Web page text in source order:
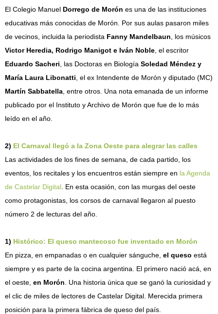
El Colegio Manuel Dorrego de Morón es una de las instituciones
educativas más conocidas de Morón. Por sus aulas pasaron miles
de vecinos, incluida la periodista Fanny Mandelbaun , los músicos
Victor Heredia, Rodrigo Manigot e Iván Noble , el escritor
Eduardo Sacheri , las Doctoras en Biología Soledad Méndez y
María Laura Libonatti , el ex Intendente de Morón y diputado (MC)
Martín Sabbatella , entre otros. Una nota emanada de un informe
publicado por el Instituto y Archivo de Morón que fue de lo más
leído en el año.
2) El Carnaval llegó a la Zona Oeste para alegrar las calles
Las actividades de los fines de semana, de cada partido, los
eventos, los recitales y los encuentros están siempre en la Agenda
de Castelar Digital . En esta ocasión, con las murgas del oeste
como protagonistas, los corsos de carnaval llegaron al puesto
número 2 de lecturas del año.
1) Histórico: El queso mantecoso fue inventado en Morón
En pizza, en empanadas o en cualquier sánguche, el queso está
siempre y es parte de la cocina argentina. El primero nació acá, en
el oeste, en Morón . Una historia única que se ganó la curiosidad y
el clic de miles de lectores de Castelar Digital. Merecida primera
posición para la primera fábrica de queso del país.